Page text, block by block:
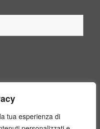
tua esperienza di
per legge, per il